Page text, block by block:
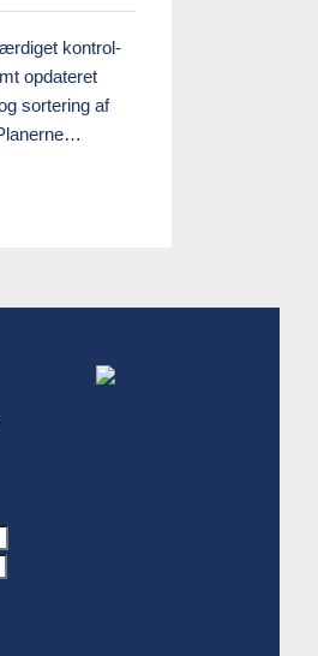
kontrol-
opdateret
sortering af